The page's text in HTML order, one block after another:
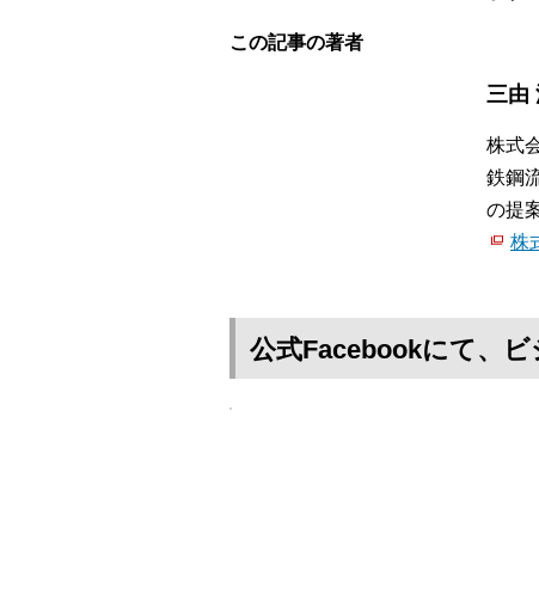
この記事の著者
三由
株式
鉄鋼
の提
株
公式Facebookにて、